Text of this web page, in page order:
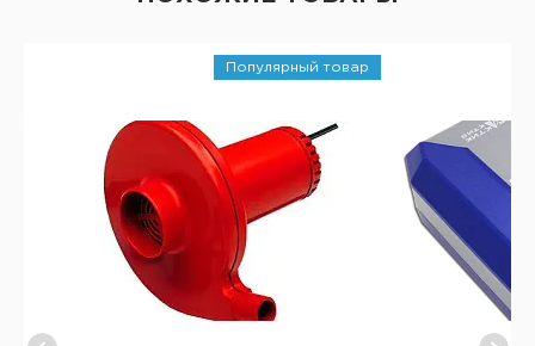
Популярный товар